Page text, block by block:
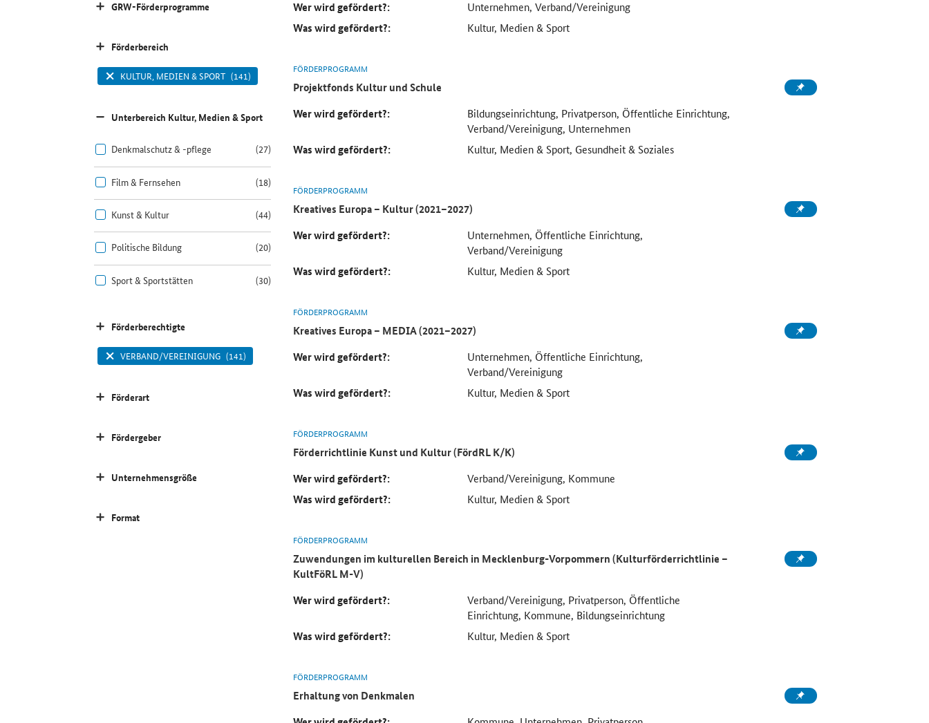
Wer wird gefördert?:
Unternehmen, Verband/Vereinigung
Was wird gefördert?: Kultur, Medien & Sport
FÖRDERPROGRAMM
Projektfonds Kultur und Schule
Wer wird gefördert?:
Bildungseinrichtung, Privatperson, Öffentliche Einrichtung,
Verband/Vereinigung, Unternehmen
Was wird gefördert?: Kultur, Medien & Sport, Gesundheit & Soziales
FÖRDERPROGRAMM
Kreatives Europa – Kultur (2021–2027)
Wer wird gefördert?:
Unternehmen, Öffentliche Einrichtung,
Verband/Vereinigung
Was wird gefördert?: Kultur, Medien & Sport
FÖRDERPROGRAMM
Kreatives Europa – MEDIA (2021–2027)
Wer wird gefördert?:
Unternehmen, Öffentliche Einrichtung,
Verband/Vereinigung
Was wird gefördert?: Kultur, Medien & Sport
FÖRDERPROGRAMM
Förderrichtlinie Kunst und Kultur (FördRL K/K)
Wer wird gefördert?:
Verband/Vereinigung, Kommune
Was wird gefördert?: Kultur, Medien & Sport
FÖRDERPROGRAMM
Zuwendungen im kulturellen Bereich in Mecklenburg-Vorpommern (Kulturförderrichtlinie –
KultFöRL M-V)
Wer wird gefördert?:
Verband/Vereinigung, Privatperson, Öffentliche
Einrichtung, Kommune, Bildungseinrichtung
Was wird gefördert?: Kultur, Medien & Sport
FÖRDERPROGRAMM
Erhaltung von Denkmalen
GRW-Förderprogramme
Förderbereich
KULTUR, MEDIEN & SPORT (141)
Unterbereich Kultur, Medien & Sport
Denkmalschutz & -pflege (27)
Film & Fernsehen (18)
Kunst & Kultur (44)
Politische Bildung (20)
Sport & Sportstätten (30)
Förderberechtigte
VERBAND/VEREINIGUNG (141)
Förderart
Fördergeber
Unternehmensgröße
Format